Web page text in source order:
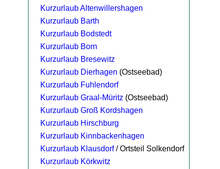
Kurzurlaub Altenwillershagen
Kurzurlaub Barth
Kurzurlaub Bodstedt
Kurzurlaub Born
Kurzurlaub Bresewitz
Kurzurlaub Dierhagen (Ostseebad)
Kurzurlaub Fuhlendorf
Kurzurlaub Graal-Müritz (Ostseebad)
Kurzurlaub Groß Kordshagen
Kurzurlaub Hirschburg
Kurzurlaub Kinnbackenhagen
Kurzurlaub Klausdorf/ Ortsteil Solkendorf
Kurzurlaub Körkwitz